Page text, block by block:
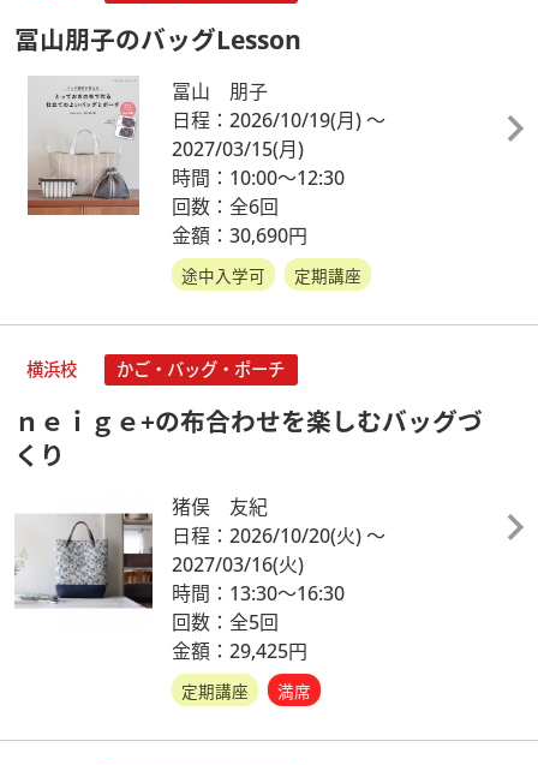
冨山朋子のバッグLesson
冨山 朋子
日程：2026/10/19(月)～
2027/03/15(月)
時間：10:00～12:30
回数：全6回
金額：30,690円
途中入学可 定期講座
横浜校 かご・バッグ・ポーチ
ｎｅｉｇｅ+の布合わせを楽しむバッグづ
くり
猪俣 友紀
日程：2026/10/20(火)～
2027/03/16(火)
時間：13:30～16:30
回数：全5回
金額：29,425円
定期講座 満席